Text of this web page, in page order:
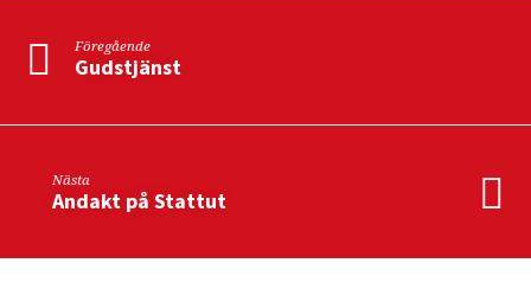
Föregående
Gudstjänst
Nästa
Andakt på Stattut